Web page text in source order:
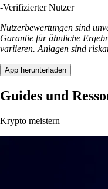
-Verifizierter Nutzer
Nutzerbewertungen sind
Garantie für ähnliche
variieren. Anlagen sind
App herunterladen
Guides und
Krypto meistern